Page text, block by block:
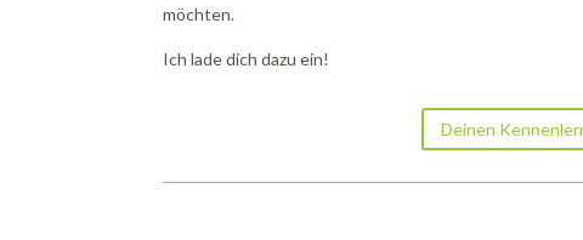
möchten.
Ich lade dich dazu ein!
Deinen